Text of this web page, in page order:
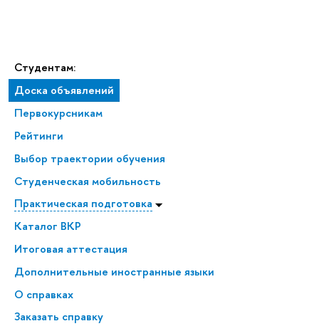
Студентам:
Доска объявлений
Первокурсникам
Рейтинги
Выбор траектории обучения
Студенческая мобильность
Практическая подготовка
Каталог ВКР
Итоговая аттестация
Дополнительные иностранные языки
О справках
Заказать справку